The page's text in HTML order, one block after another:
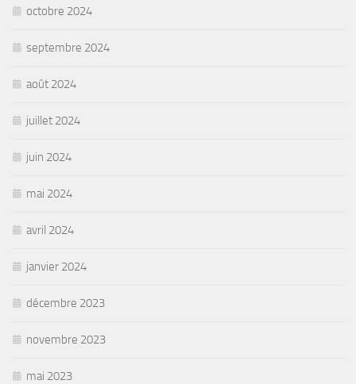
octobre 2024
septembre 2024
août 2024
juillet 2024
juin 2024
mai 2024
avril 2024
janvier 2024
décembre 2023
novembre 2023
mai 2023